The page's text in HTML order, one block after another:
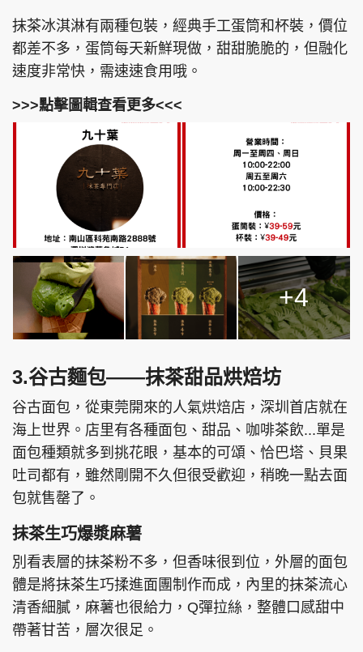
抹茶冰淇淋有兩種包裝，經典手工蛋筒和杯裝，價位
都差不多，蛋筒每天新鮮現做，甜甜脆脆的，但融化
速度非常快，需速速食用哦。
>>>點擊圖輯查看更多<<<
+4
3.谷古麵包——抹茶甜品烘焙坊
谷古面包，從東莞開來的人氣烘焙店，深圳首店就在
海上世界。店里有各種面包、甜品、咖啡茶飲...單是
面包種類就多到挑花眼，基本的可頌、恰巴塔、貝果
吐司都有，雖然剛開不久但很受歡迎，稍晚一點去面
包就售罄了。
抹茶生巧爆漿麻薯
別看表層的抹茶粉不多，但香味很到位，外層的面包
體是將抹茶生巧揉進面團制作而成，內里的抹茶流心
清香細膩，麻薯也很給力，Q彈拉絲，整體口感甜中
帶著甘苦，層次很足。